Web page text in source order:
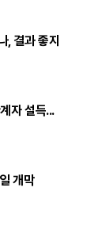
, 결과 좋지
자 설득...
개막